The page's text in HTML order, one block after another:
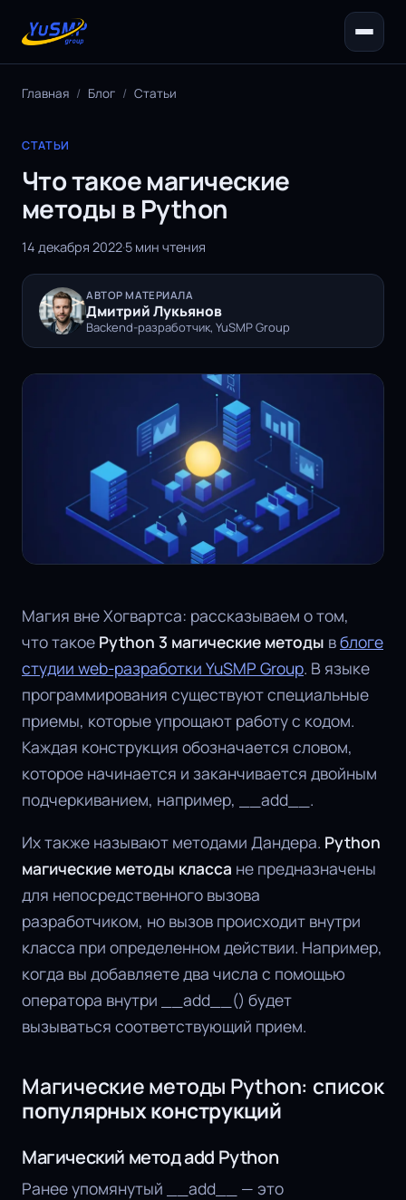
Главная / Блог / Статьи
СТАТЬИ
Что такое магические
методы в Python
14 декабря 2022·5 мин чтения
АВТОР МАТЕРИАЛА
Дмитрий Лукьянов
Backend-разработчик, YuSMP Group
Магия вне Хогвартса: рассказываем о том,
что такое Python 3 магические методы вблоге
студии web-разработки YuSMP Group. В языке
программирования существуют специальные
приемы, которые упрощают работу с кодом.
Каждая конструкция обозначается словом,
которое начинается и заканчивается двойным
подчеркиванием, например, __add__.
Их также называют методами Дандера. Python
магические методы класса не предназначены
для непосредственного вызова
разработчиком, но вызов происходит внутри
класса при определенном действии. Например,
когда вы добавляете два числа с помощью
оператора внутри __add__() будет
вызываться соответствующий прием.
Магические методы Python: список
популярных конструкций
Магический метод add Python
Ранее упомянутый __add__ — это